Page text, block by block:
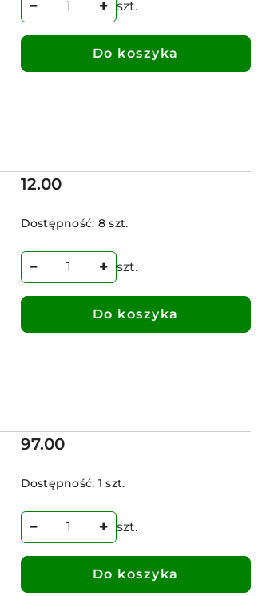
szt.
Do koszyka
Cena:
12.00
Dostępność: 8 szt.
szt.
Do koszyka
Cena:
97.00
Dostępność: 1 szt.
szt.
Do koszyka